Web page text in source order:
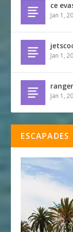
ce
Jan 1,
Jan 1,
Jan 1,
ESCAPADES